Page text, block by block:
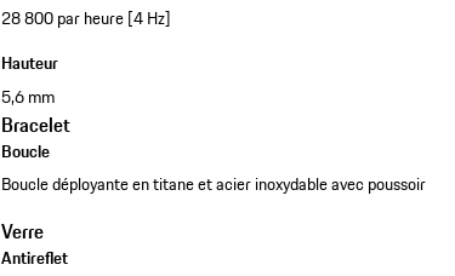
28 800 par heure [4 Hz]
Hauteur
5,6 mm
Bracelet
Boucle
Boucle déployante en titane et acier inoxydable avec poussoir
Verre
Antireflet